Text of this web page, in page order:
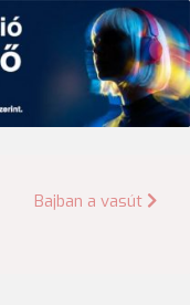
Bajban a vasút